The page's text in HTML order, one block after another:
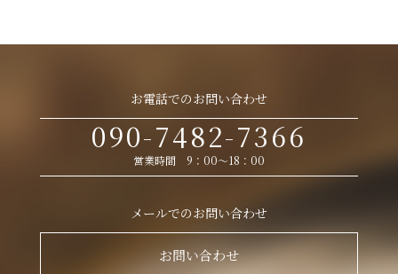
お電話でのお問い合わせ
090-7482-7366
営業時間 9：00～18：00
メールでのお問い合わせ
お問い合わせ